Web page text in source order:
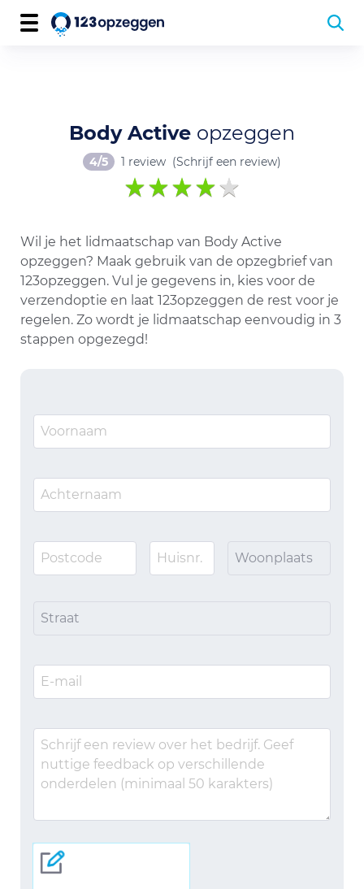
Body Active opzeggen
4/5 1 review (Schrijf een review)
Wil je het lidmaatschap van Body Active
opzeggen? Maak gebruik van de opzegbrief van
123opzeggen. Vul je gegevens in, kies voor de
verzendoptie en laat 123opzeggen de rest voor je
regelen. Zo wordt je lidmaatschap eenvoudig in 3
stappen opgezegd!
Woonplaats
Straat